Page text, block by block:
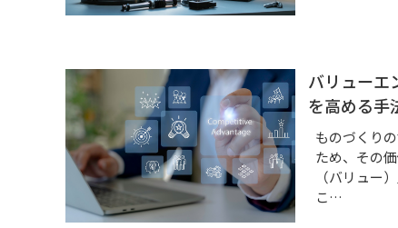
バリューエ
を高める手
ものづくり
ため、その
（バリュー
こ…